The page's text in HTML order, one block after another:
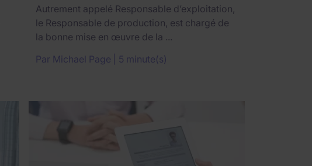
Autrement appelé Responsable d’exploitation,
le Responsable de production, est chargé de
la bonne mise en œuvre de la ...
Par Michael Page 5 minute(s)